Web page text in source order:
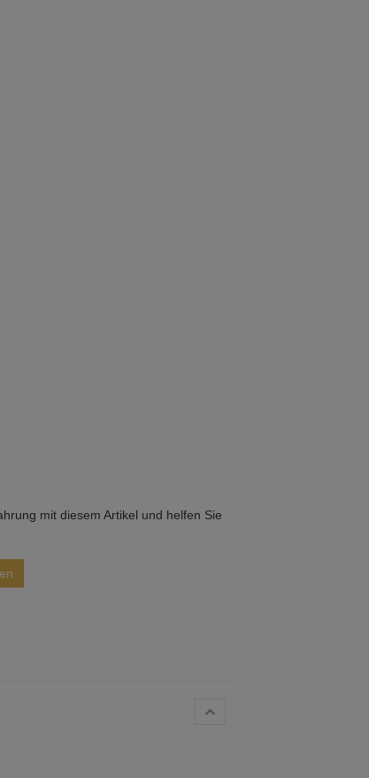
mit diesem Artikel und helfen Sie